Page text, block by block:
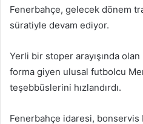
Fenerbahçe, gelecek dönem
süratiyle devam ediyor.
Yerli bir stoper arayışında
forma giyen ulusal futbolcu
teşebbüslerini hızlandırdı.
Fenerbahçe idaresi,